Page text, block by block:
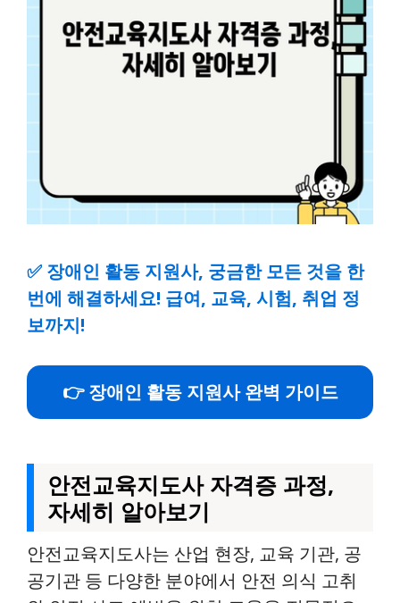
✅ 장애인 활동 지원사, 궁금한 모든 것을 한
번에 해결하세요! 급여, 교육, 시험, 취업 정
보까지!
👉 장애인 활동 지원사 완벽 가이드
안전교육지도사 자격증 과정,
자세히 알아보기
안전교육지도사는 산업 현장, 교육 기관, 공
공기관 등 다양한 분야에서 안전 의식 고취